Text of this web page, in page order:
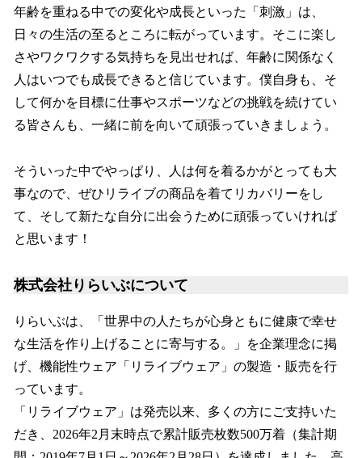
年齢を重ねる中での変化や成長といった「刺激」は、
日々の生活の至るところに転がっています。そこに楽し
さやワクワクする気持ちを見出せれば、年齢に関係なく
人はいつでも成長できると信じています。僕自身も、そ
して何かを目標に仕事やスポーツなどの挑戦を続けてい
る皆さんも、一緒に前を向いて頑張っていきましょう。
そういった中でやっぱり、人は何を着るかがとっても大
事なので、ぜひリライブの商品を着てリカバリーをし
て、そして新たな自分に出会うために頑張っていければ
と思います！
株式会社りらいぶについて
りらいぶは、「世界中の人たちが心身ともに健康で幸せ
な生活を作り上げることに寄与する。」を企業理念に掲
げ、機能性ウェア「リライブウェア」の製造・販売を行
っています。
「リライブウェア」は発売以来、多くの方にご支持いた
だき、2026年2月末時点で累計販売枚数500万着（集計期